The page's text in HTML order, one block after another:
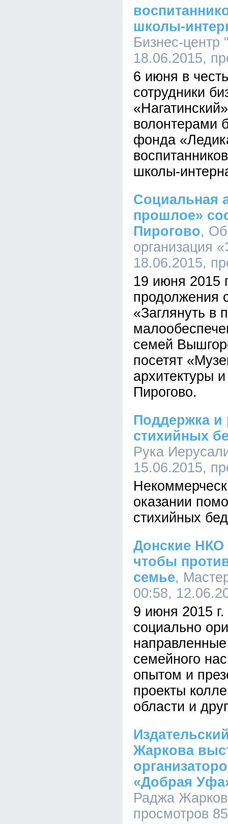
школы-
Бизнес-центр
18.06.2015,
6 июня в
сотрудники
волонтерами
фонда
школы-
Социальная
прошлое»
Пирогово,
организация
18.06.2015,
19 июня 2015
продолжения
«Заглянуть в
семей
посетят
архитектуры
Пирогово.
Поддержка и
стихийных
Рука
15.06.2015,
оказании
стихийных
Донские НКО
чтобы
семье,
00:58,
9 июня 2015
социально
семейного
опытом и
проекты
области и
Жаркова
«Добрая
Раджа
просмотров